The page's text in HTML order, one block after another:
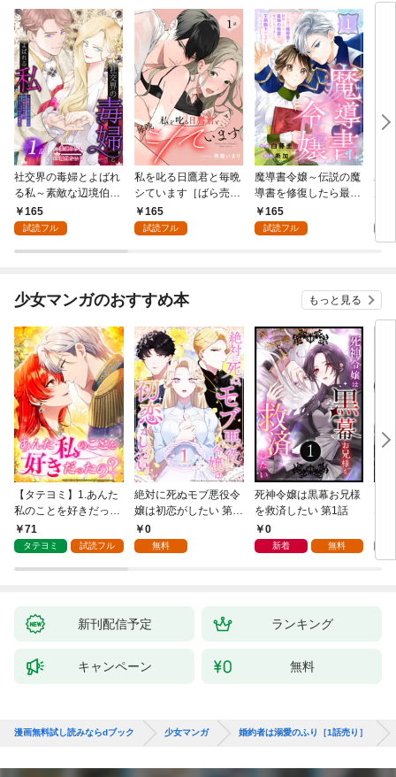
社交界の毒婦とよばれ
る私～素敵な辺境伯令
息に腕を折られたの
で、責任とってもらい
第1話
165
試読フル
私を叱る日鷹君と毎晩
シています［ばら売
り］ 第1話
165
試読フル
魔導書令嬢～伝説の魔
導書を修復したら最強
の精霊が味方になりま
した（クールな王弟殿
165
試読フル
寡
の
～
少女マンガのおすすめ本 もっと見る
【タテヨミ】1.あんた
私のことを好きだった
の？
71
タテヨミ 試読フル
絶対に死ぬモブ悪役令
嬢は初恋がしたい 第1
話0
無料
死神令嬢は黒幕お兄様
を救済したい 第1話
0
新着 無料
な
新刊配信予定 ランキング
キャンペーン 無料
漫画無料試し読みならdブック 少女マンガ 婚約者は溺愛のふり［1話売り］